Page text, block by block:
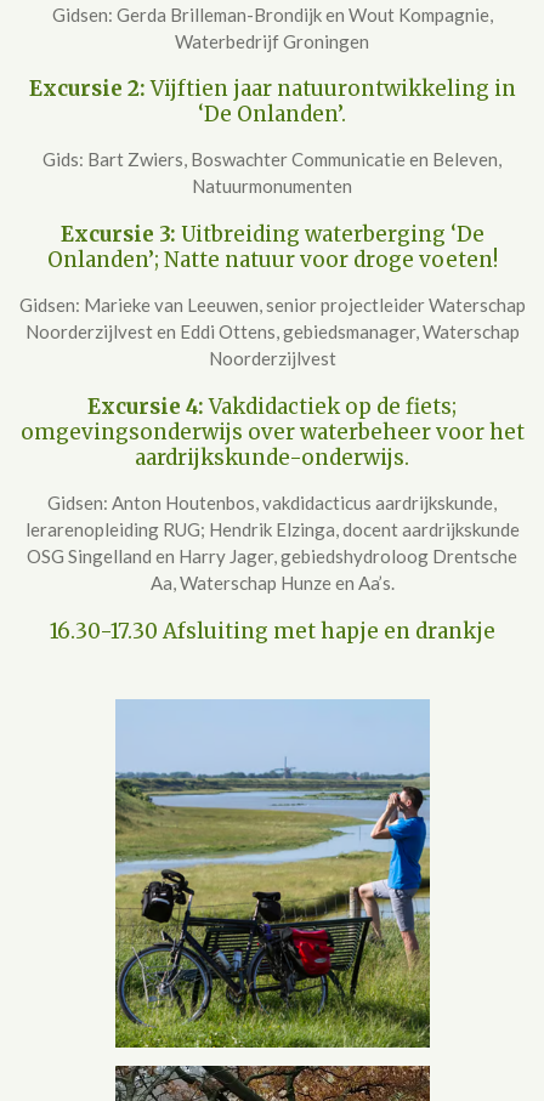
Gidsen: Gerda Brilleman-Brondijk en Wout Kompagnie,
Waterbedrijf Groningen
Excursie 2:Vijftien jaar natuurontwikkeling in
‘De Onlanden’.
Gids: Bart Zwiers, Boswachter Communicatie en Beleven,
Natuurmonumenten
Excursie 3: Uitbreiding waterberging ‘De
Onlanden’; Natte natuur voor droge voeten!
Gidsen: Marieke van Leeuwen, senior projectleider Waterschap
Noorderzijlvest en Eddi Ottens, gebiedsmanager, Waterschap
Noorderzijlvest
Excursie 4:Vakdidactiek op de fiets;
omgevingsonderwijs over waterbeheer voor het
aardrijkskunde-onderwijs.
Gidsen: Anton Houtenbos, vakdidacticus aardrijkskunde,
lerarenopleiding RUG; Hendrik Elzinga, docent aardrijkskunde
OSG Singelland en Harry Jager, gebiedshydroloog Drentsche
Aa, Waterschap Hunze en Aa’s.
16.30-17.30 Afsluiting met hapje en drankje